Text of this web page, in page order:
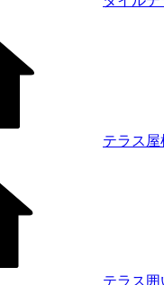
テラス屋
テラス囲